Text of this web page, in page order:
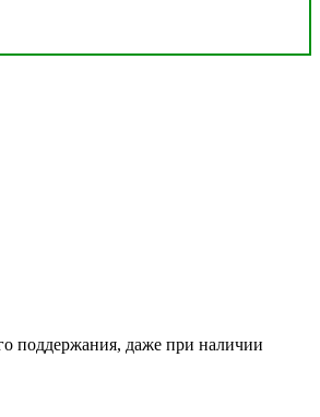
поддержания, даже при наличии